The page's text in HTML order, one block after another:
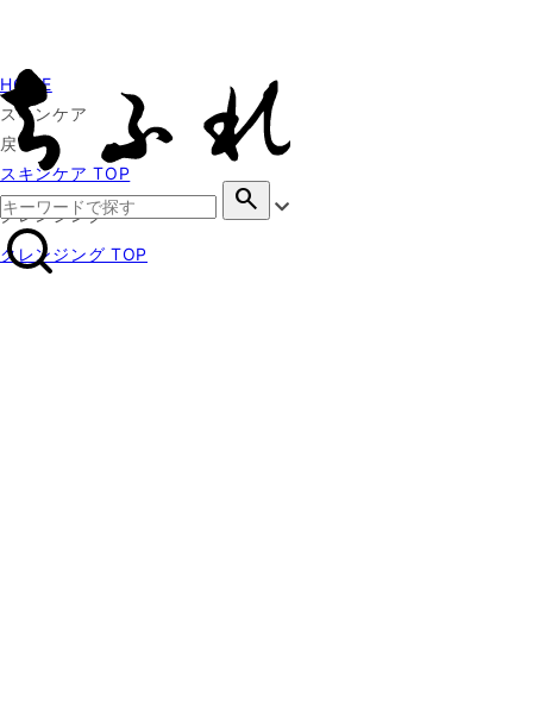
search
HOME
スキンケア
戻る
スキンケア TOP
クレンジング
クレンジング TOP